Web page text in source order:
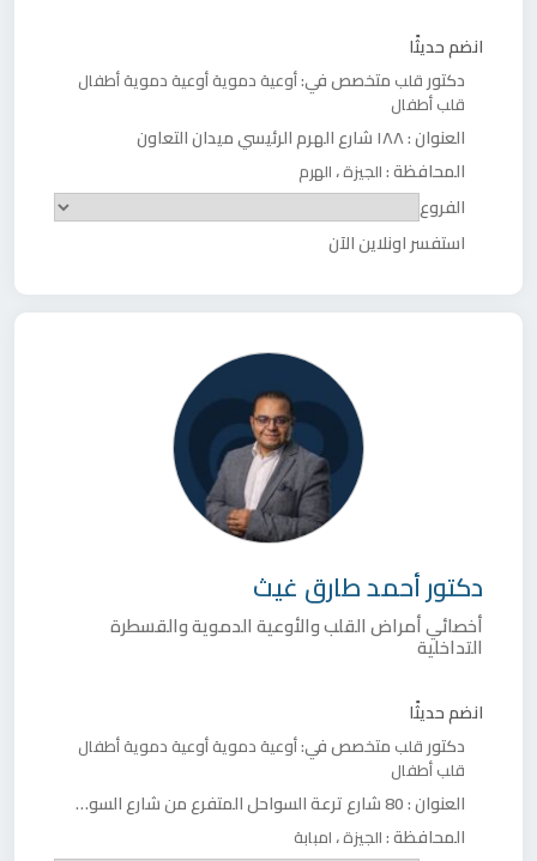
انضم حديثًا
دكتور قلب متخصص في:أوعية دمويةأوعية دموية أطفال
قلب أطفال
العنوان :١٨٨ شارع الهرم الرئيسي ميدان التعاون
المحافظة :الجيزة،الهرم
الفروع
استفسر اونلاين الآن
دكتورأحمد طارق غيث
أخصائي أمراض القلب والأوعية الدموية والقسطرة
التداخلية
انضم حديثًا
دكتور قلب متخصص في:أوعية دمويةأوعية دموية أطفال
قلب أطفال
العنوان :80 شارع ترعة السواحل المتفرع من شارع السودان
المحافظة :الجيزة،امبابة